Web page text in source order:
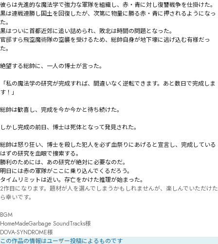
彼らは先進的な魔法学で強力な軍隊を組織し、赤・青に対し復讐戦争を仕掛けた。
黒は連戦連勝し国土を回復したが、次第に物量に勝る赤・青に押されるようになっ
た。
黒はついに首都近郊に追い詰められ、敗北は時間の問題となった。
官邸すら飛空魔術隊の空襲を受けるため、総帥自身が地下壕に逃げ込む有様だっ
た。
絶望する総帥に、一人の博士が言った。
「私の魔法学の研究が完成すれば、間違いなく逆転できます。あと数日で完成しま
す！」
総帥は歓喜し、完成を今か今かと待ち続けた。
しかし完成の前日、博士は死体となって発見された。
総帥は怒り狂い、博士を殺した犯人を必ず血祭りにあげると宣言し、完成している
はずの研究を血眼で捜索する。
勝利のためには、あの研究が絶対に必要なのだ。
明日には赤の軍隊がここに乗り込んでくるだろう。
タイムリミットは近い。存亡をかけた推理が始まった。
2作目になります。題材が人を選んでしまうかもしれませんが、楽しんでいただけた
ら幸いです。
BGM
HomeMadeGarbage SoundTracks様
DOVA-SYNDROME様
この作品の情報はユーザー投稿によるものです